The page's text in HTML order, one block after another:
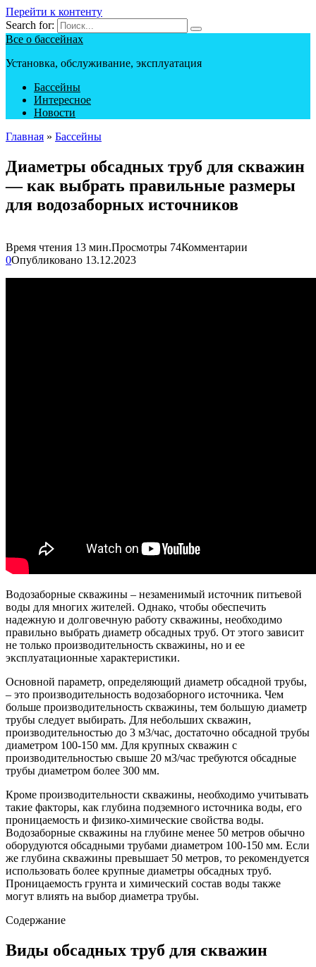
Перейти к контенту
Search for:
Все о бассейнах
Установка, обслуживание, эксплуатация
Бассейны
Интересное
Новости
Главная » Бассейны
Диаметры обсадных труб для скважин
— как выбрать правильные размеры
для водозаборных источников
Время чтения 13 мин.Просмотры 74Комментарии
0Опубликовано 13.12.2023
Водозаборные скважины – незаменимый источник питьевой
воды для многих жителей. Однако, чтобы обеспечить
надежную и долговечную работу скважины, необходимо
правильно выбрать диаметр обсадных труб. От этого зависит
не только производительность скважины, но и ее
эксплуатационные характеристики.
Основной параметр, определяющий диаметр обсадной трубы,
– это производительность водозаборного источника. Чем
больше производительность скважины, тем большую диаметр
трубы следует выбирать. Для небольших скважин,
производительностью до 3 м3/час, достаточно обсадной трубы
диаметром 100-150 мм. Для крупных скважин с
производительностью свыше 20 м3/час требуются обсадные
трубы диаметром более 300 мм.
Кроме производительности скважины, необходимо учитывать
такие факторы, как глубина подземного источника воды, его
проницаемость и физико-химические свойства воды.
Водозаборные скважины на глубине менее 50 метров обычно
оборудуются обсадными трубами диаметром 100-150 мм. Если
же глубина скважины превышает 50 метров, то рекомендуется
использовать более крупные диаметры обсадных труб.
Проницаемость грунта и химический состав воды также
могут влиять на выбор диаметра трубы.
Содержание
Виды обсадных труб для скважин